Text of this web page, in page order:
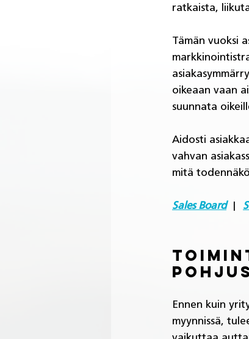
ratkaista,
Tämän vuoksi
oikeaan vaan
suunnata
Aidosti
vahvan
mitä
Sales Board
Ennen kuin
myynnissä,